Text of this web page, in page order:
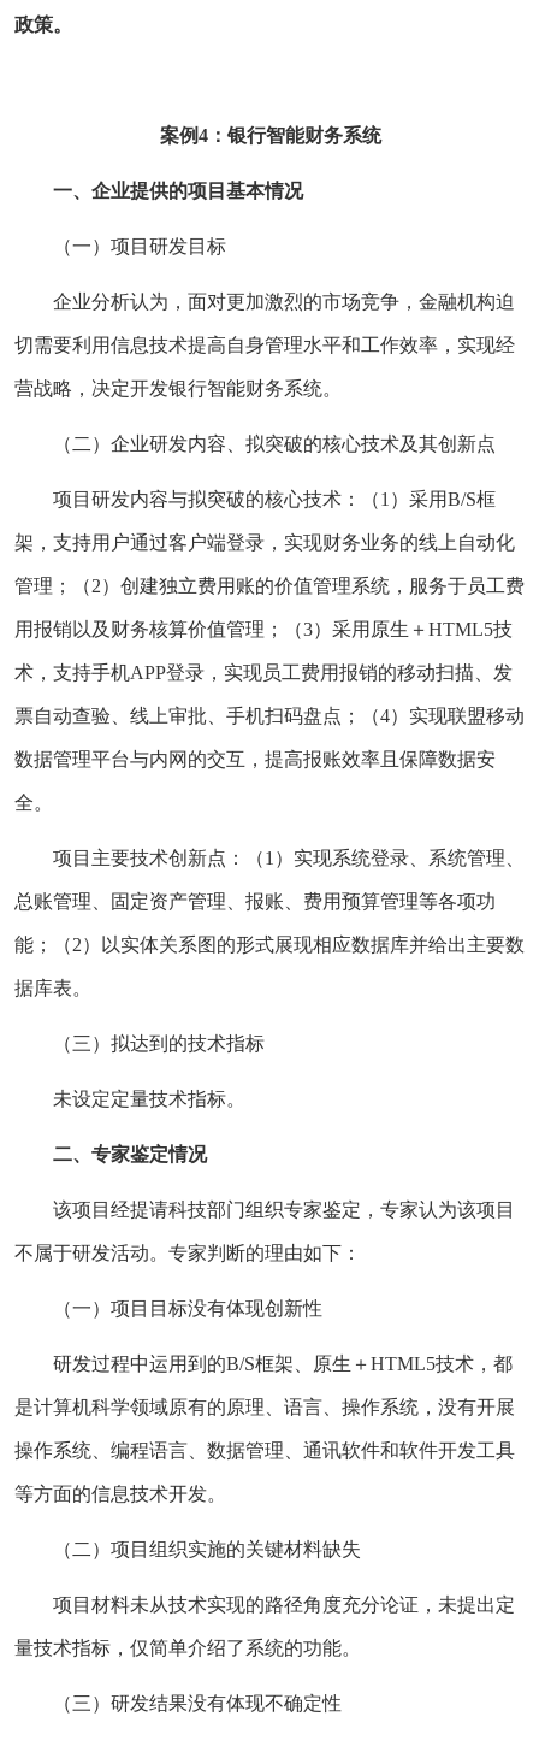
政策。
案例4：银行智能财务系统
一、企业提供的项目基本情况
（一）项目研发目标
企业分析认为，面对更加激烈的市场竞争，金融机构迫
切需要利用信息技术提高自身管理水平和工作效率，实现经
营战略，决定开发银行智能财务系统。
（二）企业研发内容、拟突破的核心技术及其创新点
项目研发内容与拟突破的核心技术：（1）采用B/S框
架，支持用户通过客户端登录，实现财务业务的线上自动化
管理；（2）创建独立费用账的价值管理系统，服务于员工费
用报销以及财务核算价值管理；（3）采用原生＋HTML5技
术，支持手机APP登录，实现员工费用报销的移动扫描、发
票自动查验、线上审批、手机扫码盘点；（4）实现联盟移动
数据管理平台与内网的交互，提高报账效率且保障数据安
全。
项目主要技术创新点：（1）实现系统登录、系统管理、
总账管理、固定资产管理、报账、费用预算管理等各项功
能；（2）以实体关系图的形式展现相应数据库并给出主要数
据库表。
（三）拟达到的技术指标
未设定定量技术指标。
二、专家鉴定情况
该项目经提请科技部门组织专家鉴定，专家认为该项目
不属于研发活动。专家判断的理由如下：
（一）项目目标没有体现创新性
研发过程中运用到的B/S框架、原生＋HTML5技术，都
是计算机科学领域原有的原理、语言、操作系统，没有开展
操作系统、编程语言、数据管理、通讯软件和软件开发工具
等方面的信息技术开发。
（二）项目组织实施的关键材料缺失
项目材料未从技术实现的路径角度充分论证，未提出定
量技术指标，仅简单介绍了系统的功能。
（三）研发结果没有体现不确定性